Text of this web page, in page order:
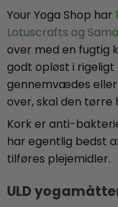
Your Yoga Shop har
Lotuscrafts og
over med en fugtig
godt opløst i
gennemvædes eller
over, skal den tørre
Kork er anti-
har egentlig bedst
tilføres plejemidler.
ULD